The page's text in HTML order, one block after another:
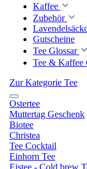
Kaffee
Zubehör
Gutscheine
Tee Glossar
Tee & Kaffee
Zur Kategorie Tee
Ostertee
Muttertag Geschenk
Biotee
Christea
Tee Cocktail
Einhorn Tee
Eistee - Cold brew